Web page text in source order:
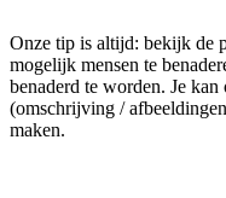
Onze tip is altijd: bekijk de
mogelijk mensen te
benaderd te worden. Je
(omschrijving /
maken.